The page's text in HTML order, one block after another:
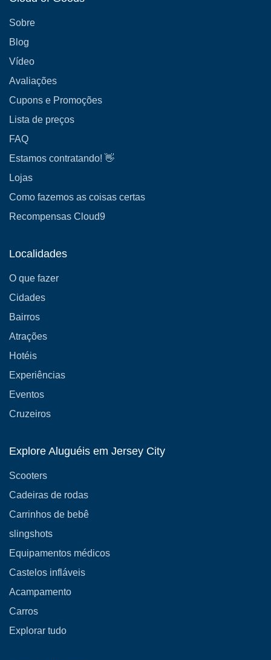
Sobre
Blog
Vídeo
Avaliações
Cupons e Promoções
Lista de preços
FAQ
Estamos contratando! 👋
Lojas
Como fazemos as coisas certas
Recompensas Cloud9
Localidades
O que fazer
Cidades
Bairros
Atrações
Hotéis
Experiências
Eventos
Cruzeiros
Explore Aluguéis em Jersey City
Scooters
Cadeiras de rodas
Carrinhos de bebê
slingshots
Equipamentos médicos
Castelos infláveis
Acampamento
Carros
Explorar tudo